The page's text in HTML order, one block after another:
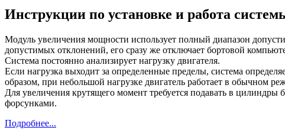
Инструкции по установке и работа
Модуль увеличения мощности использует полный диапазон
допустимых отклонений, его сразу же отключает бортовой
Система постоянно анализирует нагрузку двигателя.
Если нагрузка выходит за определенные пределы, система
образом, при небольшой нагрузке двигатель работает в обычном
Для увеличения крутящего момент требуется подавать в цилиндры
форсунками.
Подробнее...